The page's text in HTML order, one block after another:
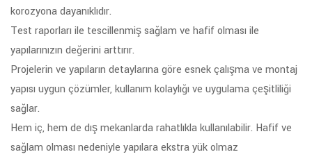
korozyona dayanıklıdır.
Test raporları ile tescillenmiş sağlam ve hafif olması ile
yapılarınızın değerini arttırır.
Projelerin ve yapıların detaylarına göre esnek çalışma ve montaj
yapısı uygun çözümler, kullanım kolaylığı ve uygulama çeşitliliği
sağlar.
Hem iç, hem de dış mekanlarda rahatlıkla kullanılabilir. Hafif ve
sağlam olması nedeniyle yapılara ekstra yük olmaz